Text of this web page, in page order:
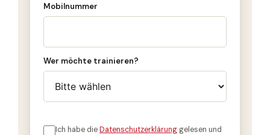
Mobilnummer
Wer möchte trainieren?
Ich habe dieDatenschutzerklärung gelesen und